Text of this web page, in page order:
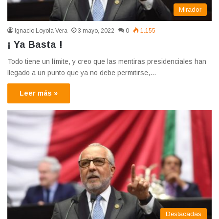
Mirador
Ignacio Loyola Vera 3 mayo, 2022 0 1.155
¡ Ya Basta !
Todo tiene un límite, y creo que las mentiras presidenciales han
llegado a un punto que ya no debe permitirse,…
Leer más »
Destacadas